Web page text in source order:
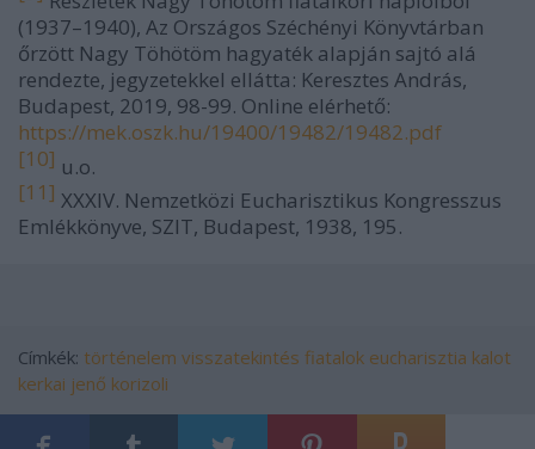
(1937–1940), Az Országos Széchényi Könyvtárban
őrzött Nagy Töhötöm hagyaték alapján sajtó alá
rendezte, jegyzetekkel ellátta: Keresztes András,
Budapest, 2019, 98-99. Online elérhető:
https://mek.oszk.hu/19400/19482/19482.pdf
[10] u.o.
[11] XXXIV. Nemzetközi Eucharisztikus Kongresszus
Emlékkönyve, SZIT, Budapest, 1938, 195.
Címkék: történelem visszatekintés fiatalok eucharisztia kalot
kerkai jenő korizoli